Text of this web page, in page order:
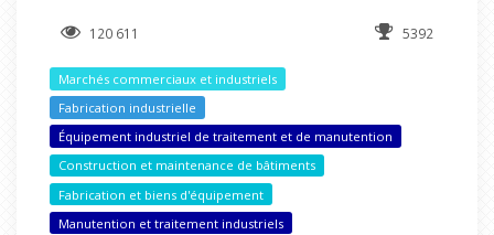
120 611 5392
Marchés commerciaux et industriels
Fabrication industrielle
Équipement industriel de traitement et de manutention
Construction et maintenance de bâtiments
Fabrication et biens d'équipement
Manutention et traitement industriels